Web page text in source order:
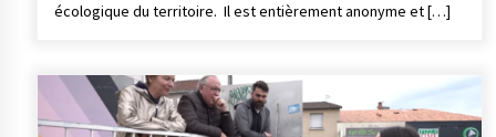
écologique du territoire. Il est entièrement anonyme et […]